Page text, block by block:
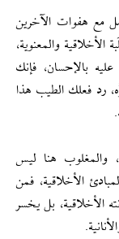
مع هفوات الآخرين
الأخلاقية والمعنوية،
بالإحسان، فإنك
رد فعلك الطيب هذا
والمغلوب هنا ليس
الأخلاقية، فمن
الأخلاقية، بل يخسر